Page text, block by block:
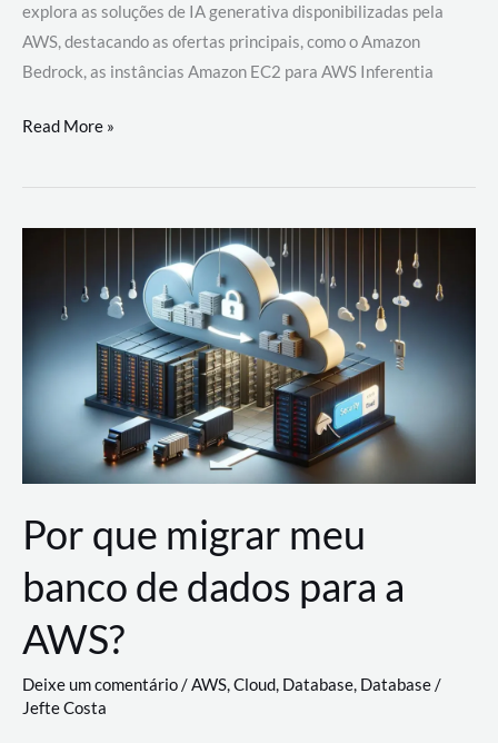
explora as soluções de IA generativa disponibilizadas pela
AWS, destacando as ofertas principais, como o Amazon
Bedrock, as instâncias Amazon EC2 para AWS Inferentia
Utilizando
Soluções
AWS
Read More »
Por que migrar meu
banco de dados para a
AWS?
Deixe um comentário/AWS,Cloud, Database, Database/
Jefte Costa